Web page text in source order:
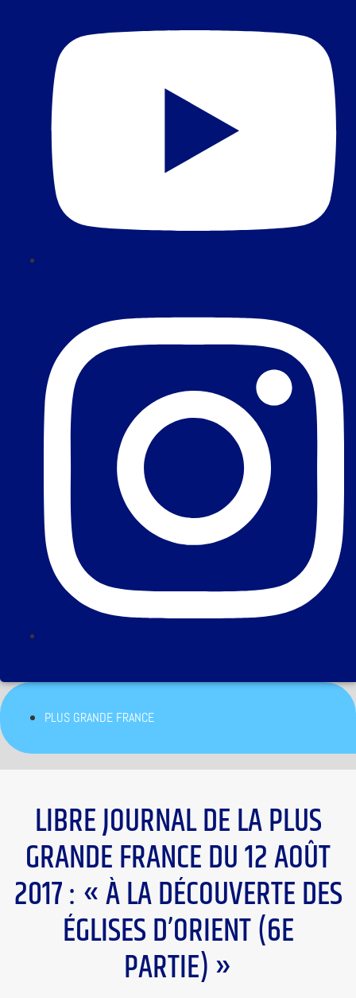
PLUS GRANDE FRANCE
LIBRE JOURNAL DE LA PLUS
GRANDE FRANCE DU 12 AOÛT
2017 : « À LA DÉCOUVERTE DES
ÉGLISES D’ORIENT (6E
PARTIE) »